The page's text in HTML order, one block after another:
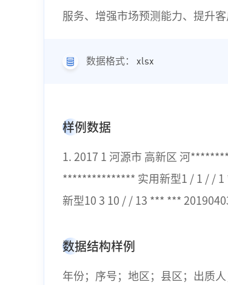
服务、增强市场预测能力、提升客
数据格式： xlsx
样例数据
1. 2017 1 河源市 高新区 河
*************** 实用新型1 / 1 / / 1
新型10 3 10 / / 13 *** ***
数据结构样例
年份；序号；地区；县区；出质